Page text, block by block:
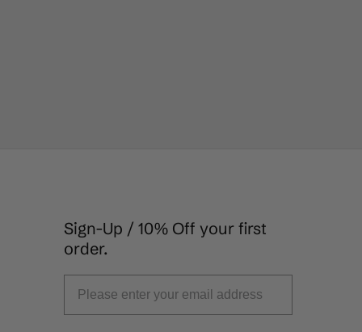
Sign-Up / 10% Off your first
order.